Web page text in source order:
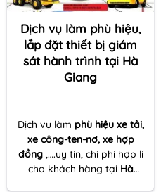
Dịch vụ làm phù hiệu,
lắp đặt thiết bị giám
sát hành trình tại Hà
Giang
Dịch vụ làm phù hiệu xe tải,
xe công-ten-nơ, xe hợp
đồng,….uy tín, chi phí hợp lí
cho khách hàng tại Hà